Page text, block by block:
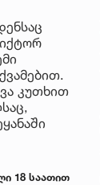
კუთხით
18 საათით